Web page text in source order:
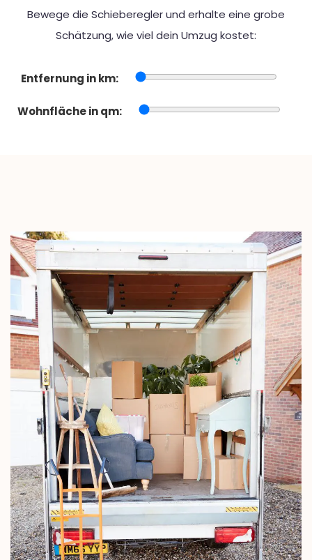
Bewege die Schieberegler und erhalte eine grobe
Schätzung, wie viel dein Umzug kostet:
Entfernung in km:
Wohnfläche in qm: